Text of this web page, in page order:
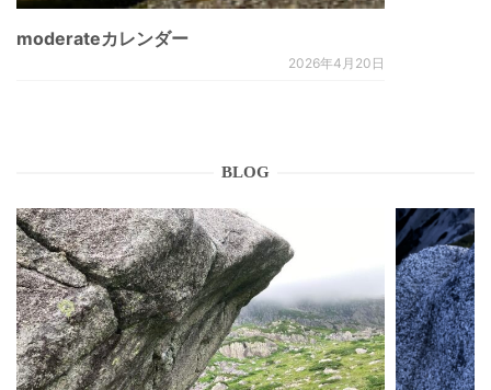
moderateカレンダー
2026年4月20日
BLOG